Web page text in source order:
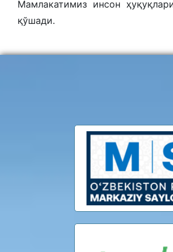
Мамлакатимиз инсон
қўшади.